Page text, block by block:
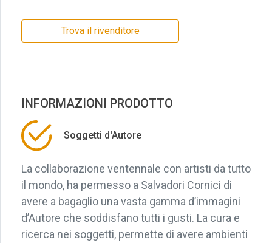
Trova il rivenditore
INFORMAZIONI PRODOTTO
Soggetti d'Autore
La collaborazione ventennale con artisti da tutto
il mondo, ha permesso a Salvadori Cornici di
avere a bagaglio una vasta gamma d’immagini
d’Autore che soddisfano tutti i gusti. La cura e
ricerca nei soggetti, permette di avere ambienti